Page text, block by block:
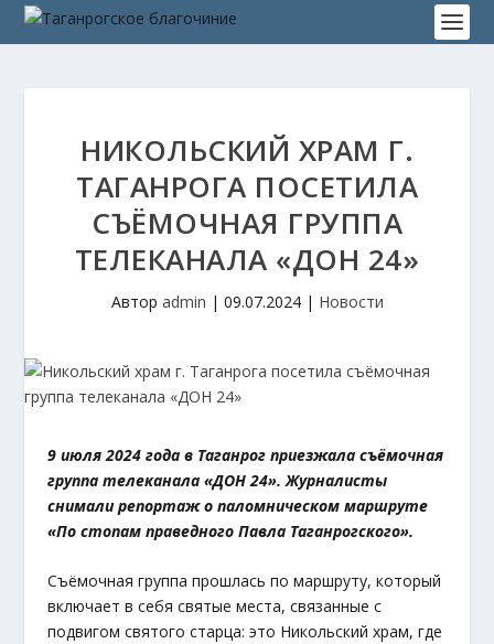
НИКОЛЬСКИЙ ХРАМ Г.
ТАГАНРОГА ПОСЕТИЛА
СЪЁМОЧНАЯ ГРУППА
ТЕЛЕКАНАЛА «ДОН 24»
Автор admin | 09.07.2024| Новости
9 июля 2024 года в Таганрог приезжала съёмочная
группа телеканала «ДОН 24». Журналисты
снимали репортаж о паломническом маршруте
«По стопам праведного Павла Таганрогского».
Съёмочная группа прошлась по маршруту, который
включает в себя святые места, связанные с
подвигом святого старца: это Никольский храм, где